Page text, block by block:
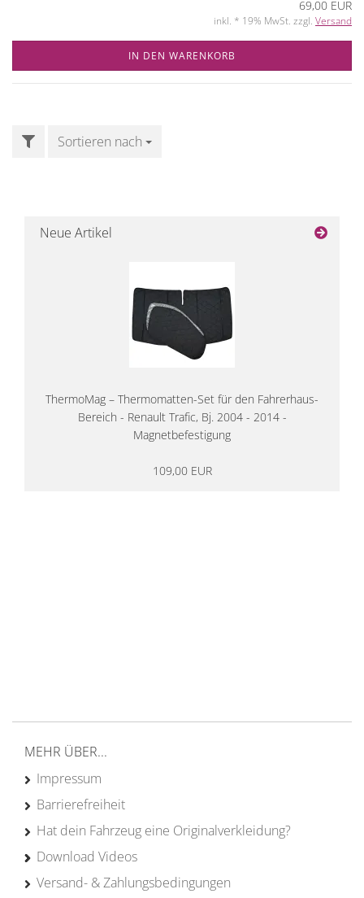
69,00 EUR
inkl. * 19% MwSt. zzgl. Versand
IN DEN WARENKORB
FILTERSortieren nach
Sortieren nach
Neue Artikel
ThermoMag – Thermomatten-Set für den Fahrerhaus-
Bereich - Renault Trafic, Bj. 2004 - 2014 -
Magnetbefestigung
109,00 EUR
MEHR ÜBER...
Impressum
Barrierefreiheit
Hat dein Fahrzeug eine Originalverkleidung?
Download Videos
Versand- & Zahlungsbedingungen